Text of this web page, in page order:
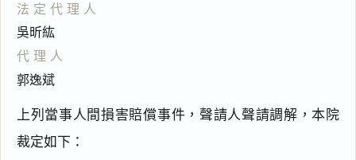
法定代理人
吳昕紘
代理人
郭逸斌
上列當事人間損害賠償事件，聲請人聲請調解，本院
裁定如下：